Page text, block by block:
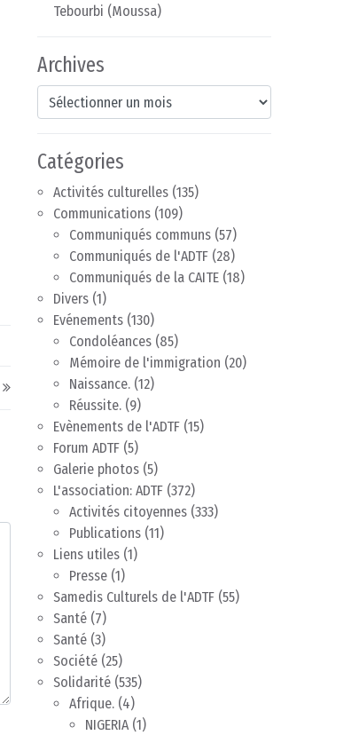
Tebourbi (Moussa)
Archives
Archives
Catégories
Activités culturelles (135)
Communications (109)
Communiqués communs (57)
Communiqués de l'ADTF (28)
Communiqués de la CAITE (18)
Divers (1)
Evénements (130)
Condoléances (85)
Mémoire de l'immigration (20)
Naissance. (12)
Réussite. (9)
Evènements de l'ADTF (15)
Forum ADTF (5)
Galerie photos (5)
L'association: ADTF (372)
Activités citoyennes (333)
Publications (11)
Liens utiles (1)
Presse (1)
Samedis Culturels de l'ADTF (55)
Santé (7)
Santé (3)
Société (25)
Solidarité (535)
Afrique. (4)
NIGERIA(1)